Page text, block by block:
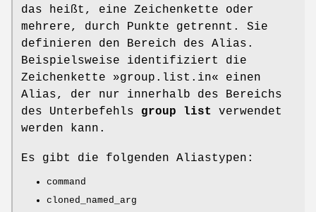
das heißt, eine Zeichenkette oder
mehrere, durch Punkte getrennt. Sie
definieren den Bereich des Alias.
Beispielsweise identifiziert die
Zeichenkette »group.list.in« einen
Alias, der nur innerhalb des Bereichs
des Unterbefehls group list
verwendet
werden kann.
Es gibt die folgenden Aliastypen:
command
cloned_named_arg